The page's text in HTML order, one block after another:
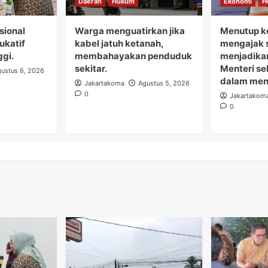
6, 2026
Warga menguatirkan jika
kabel jatuh ketanah,
membahayakan penduduk
sekitar.
Jakartakoma
Agustus 5, 2026
0
Menutup
mengajak
Menteri
dalam
0